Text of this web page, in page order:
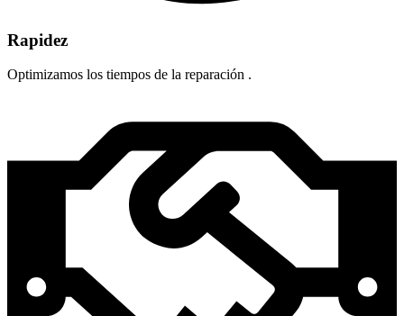
Rapidez
Optimizamos los tiempos de la reparación .